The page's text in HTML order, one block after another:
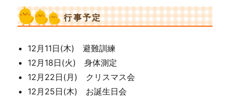
行事予定
12月11日(木) 避難訓練
12月18日(火) 身体測定
12月22日(月) クリスマス会
12月25日(木) お誕生日会